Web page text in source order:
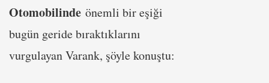
Otomobilinde önemli bir eşiği
bugün geride bıraktıklarını
vurgulayan Varank, şöyle konuştu: